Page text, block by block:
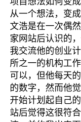
从一个想法，变
文浩是在一次偶
家网站后认识的
我交流他的创业
所之一的机构工
可以，但他每天
的数字，然而他
开始计划起自己
站后觉得这很符